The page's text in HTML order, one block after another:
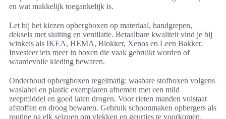
en wat makkelijk toegankelijk is.
Let bij het kiezen opbergboxen op materiaal, handgrepen,
deksels met sluiting en ventilatie. Betaalbare kwaliteit vind je bij
winkels als IKEA, HEMA, Blokker, Xenos en Leen Bakker.
Investeer iets meer in boxen die vaak gebruikt worden of
waardevolle kleding bewaren.
Onderhoud opbergboxen regelmatig: wasbare stofboxen volgens
waslabel en plastic exemplaren afnemen met een mild
zeepmiddel en goed laten drogen. Voor rieten manden volstaat
afstoffen en droog bewaren. Gebruik schoonmaken opbergers als
routine na elk seizoen om vlekken en geurtjes te voorkomen.